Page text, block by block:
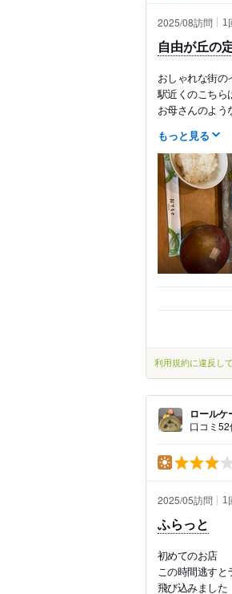
2025/08訪問 1
自由が丘の
おしゃれな街の
駅近くのこちら
お母さんのよう
もっと見る
利用規約に違反し
ロール
口コミ52
2025/05訪問 1
ふらっと
初めてのお店
この時間逃す
飛び込みました